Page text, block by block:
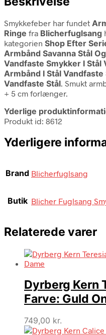
Smykkefeber har fundet
Ringe fra Blicherfuglsang
kategorien Shop Efter
Armbånd Savanna Stål
Vandfaste Smykker I Stål
Armbånd I Stål
Vandfaste Stål. Smukt
+ 5 cm forlænger.
Yderlige
Produkt id: 8612
Yderligere
Brand Blicherfuglsang
Butik Blicher Fuglsang
Relaterede varer
Dyrberg Kern
Farve: Guld
749,00 kr.